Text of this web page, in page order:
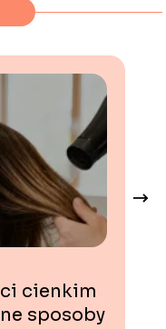
cienkim
sposoby